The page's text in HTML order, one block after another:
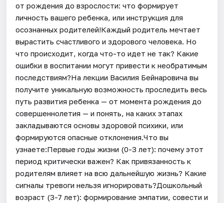
от рождения до взрослости: что формирует
личность вашего ребенка, или инструкция для
осознанных родителей!Каждый родитель мечтает
вырастить счастливого и здорового человека. Но
что происходит, когда что-то идет не так? Какие
ошибки в воспитании могут привести к необратимым
последствиям?На лекции Василия Бейнаровича вы
получите уникальную возможность проследить весь
путь развития ребенка — от момента рождения до
совершеннолетия — и понять, на каких этапах
закладываются основы здоровой психики, или
формируются опасные отклонения.Что вы
узнаете:Первые годы жизни (0-3 лет): почему этот
период критически важен? Как привязанность к
родителям влияет на всю дальнейшую жизнь? Какие
сигналы тревоги нельзя игнорировать?Дошкольный
возраст (3-7 лет): формирование эмпатии, совести и